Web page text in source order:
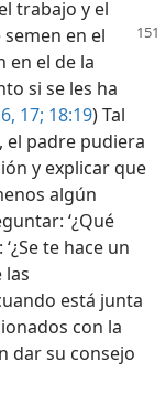
trabajo y el
semen en el
en el de la
si se les ha
17; 18:19) Tal
el padre pudiera
y explicar que
algún
‘¿Qué
te hace un
las
está junta
con la
dar su consejo